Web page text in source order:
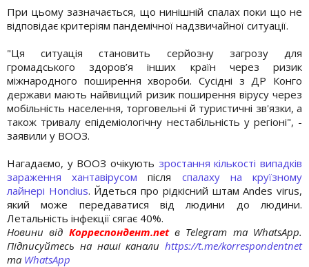
При цьому зазначається, що нинішній спалах поки що не
відповідає критеріям пандемічної надзвичайної ситуації.
"Ця ситуація становить серйозну загрозу для
громадського здоров’я інших країн через ризик
міжнародного поширення хвороби. Сусідні з ДР Конго
держави мають найвищий ризик поширення вірусу через
мобільність населення, торговельні й туристичні зв'язки, а
також тривалу епідеміологічну нестабільність у регіоні", -
заявили у ВООЗ.
Нагадаємо, у ВООЗ очікують зростання кількості випадків
зараження хантавірусом після спалаху на круїзному
лайнері Hondius. Йдеться про рідкісний штам Andes virus,
який може передаватися від людини до людини.
Летальність інфекції сягає 40%.
Новини від Корреспондент.netв Telegram та WhatsApp.
Підписуйтесь на наші канали https://t.me/korrespondentnet
та WhatsApp